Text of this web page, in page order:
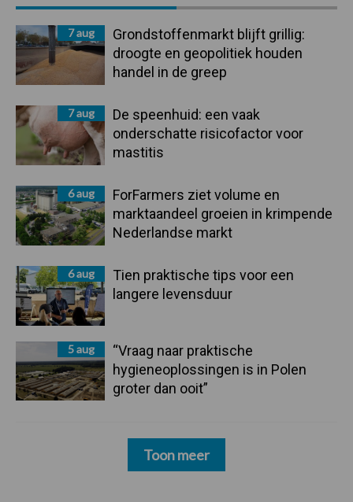
Sidebar
7 aug
Grondstoffenmarkt blijft grillig:
droogte en geopolitiek houden
handel in de greep
7 aug
De speenhuid: een vaak
onderschatte risicofactor voor
mastitis
6 aug
ForFarmers ziet volume en
marktaandeel groeien in krimpende
Nederlandse markt
6 aug
Tien praktische tips voor een
langere levensduur
5 aug
“Vraag naar praktische
hygieneoplossingen is in Polen
groter dan ooit”
Toon meer